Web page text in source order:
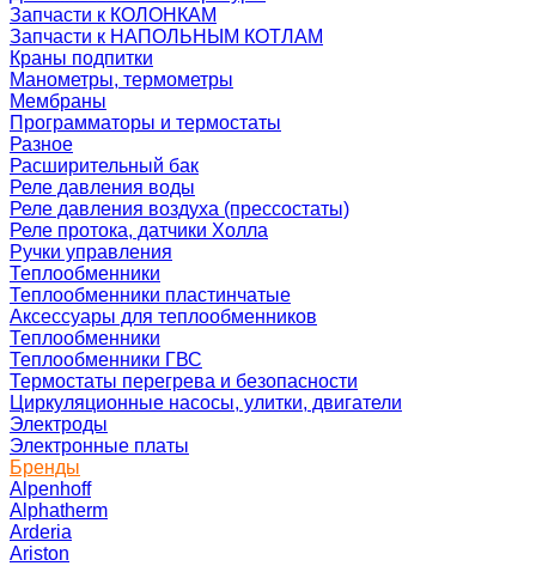
Запчасти к КОЛОНКАМ
Запчасти к НАПОЛЬНЫМ КОТЛАМ
Краны подпитки
Манометры, термометры
Мембраны
Программаторы и термостаты
Разное
Расширительный бак
Реле давления воды
Реле давления воздуха (прессостаты)
Реле протока, датчики Холла
Ручки управления
Теплообменники
Теплообменники пластинчатые
Аксессуары для теплообменников
Теплообменники
Теплообменники ГВС
Термостаты перегрева и безопасности
Циркуляционные насосы, улитки, двигатели
Электроды
Электронные платы
Бренды
Alpenhoff
Alphatherm
Arderia
Ariston